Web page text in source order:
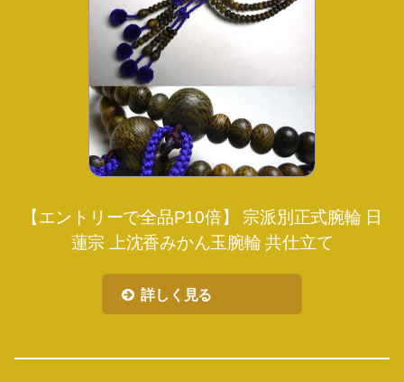
【エントリーで全品P10倍】 宗派別正式腕輪 日
蓮宗 上沈香みかん玉腕輪 共仕立て
詳しく見る